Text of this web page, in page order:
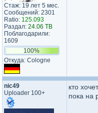
Стаж: 19 лет 5 мес.
Сообщений: 2301
Ratio: 125.093
Раздал: 24.06 TB
Поблагодарили:
1609
100%
Откуда: Cologne
nic49
Uploader 100+
кто
пока на